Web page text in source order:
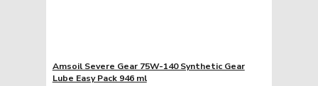
Amsoil Severe Gear 75W-140 Synthetic Gear
Lube Easy Pack 946 ml